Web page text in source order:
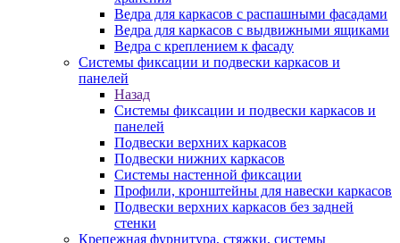
Ведра для каркасов с распашными фасадами
Ведра для каркасов с выдвижными ящиками
Ведра с креплением к фасаду
Системы фиксации и подвески каркасов и
панелей
Назад
Системы фиксации и подвески каркасов и
панелей
Подвески верхних каркасов
Подвески нижних каркасов
Системы настенной фиксации
Профили, кронштейны для навески каркасов
Подвески верхних каркасов без задней
стенки
Крепежная фурнитура, стяжки, системы